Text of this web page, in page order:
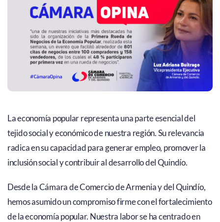
La economía popular representa una parte esencial del
tejido social y económico de nuestra región. Su relevancia
radica en su capacidad para generar empleo, promover la
inclusión social y contribuir al desarrollo del Quindío.
Desde la Cámara de Comercio de Armenia y del Quindío,
hemos asumido un compromiso firme con el fortalecimiento
de la economía popular. Nuestra labor se ha centrado en